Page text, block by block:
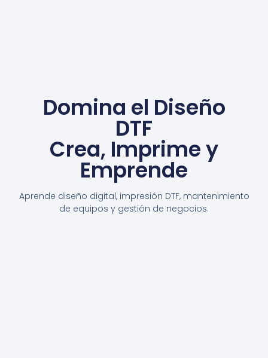
Domina el Diseño
DTF
Crea, Imprime y
Emprende
Aprende diseño digital, impresión DTF, mantenimiento
de equipos y gestión de negocios.